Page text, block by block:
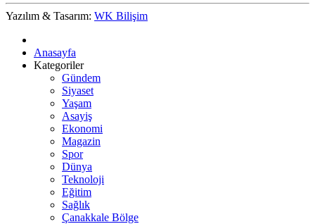
Yazılım & Tasarım: WK Bilişim
Anasayfa
Kategoriler
Gündem
Siyaset
Yaşam
Asayiş
Ekonomi
Magazin
Spor
Dünya
Teknoloji
Eğitim
Sağlık
Çanakkale Bölge